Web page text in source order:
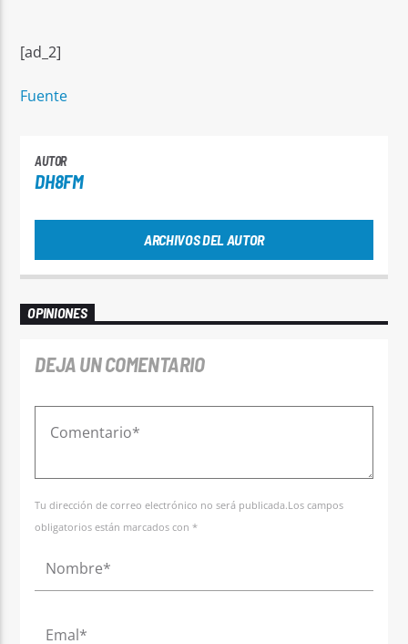
[ad_2]
Fuente
AUTOR
DH8FM
ARCHIVOS DEL AUTOR
OPINIONES
DEJA UN COMENTARIO
Tu dirección de correo electrónico no será publicada.Los campos
obligatorios están marcados con *